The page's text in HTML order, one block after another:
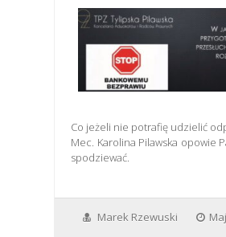
Co jeżeli nie potrafię udzielić
Mec. Karolina Pilawska opowie
spodziewać.
Marek Rzewuski